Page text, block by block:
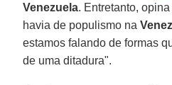
Venezuela. Entretanto,
havia de populismo na
estamos falando de formas
de uma ditadura".